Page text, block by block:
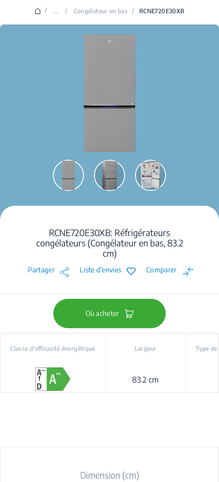
/ ... / Congélateur en bas / RCNE720E30XB
RCNE720E30XB: Réfrigérateurs
congélateurs (Congélateur en bas, 83.2
cm)
Partager Liste d'envies Comparer
Où acheter
Classe d'efficacité énergétique Largeur
83.2 cm
Type
Dimension (cm)